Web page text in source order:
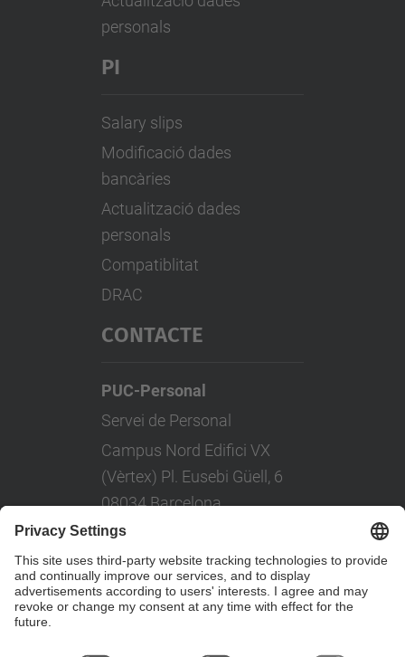
personals
PI
Salary slips
Modificació dades
bancàries
Actualització dades
personals
Compatiblitat
DRAC
CONTACTE
PUC-Personal
Servei de Personal
Campus Nord Edifici VX
(Vèrtex) Pl. Eusebi Güell, 6
08034 Barcelona
Tel: +(34) 93 401 08 80